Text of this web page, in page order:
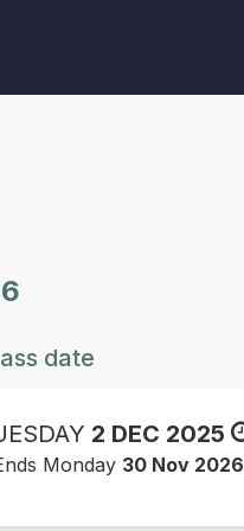
date
2 DEC 2025
Monday 30 Nov 2026